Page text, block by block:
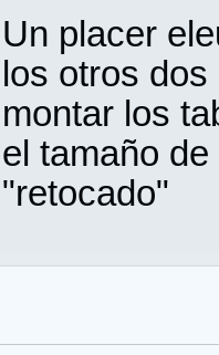
Un placer
los otros
montar los
el tamaño
"retocado"